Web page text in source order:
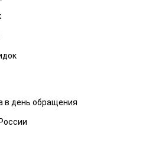
в день обращения